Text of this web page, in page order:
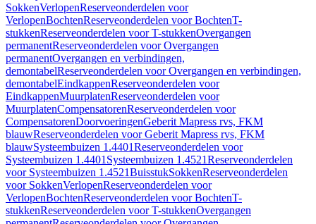
SokkenVerlopenReserveonderdelen voor
VerlopenBochtenReserveonderdelen voor BochtenT-
stukkenReserveonderdelen voor T-stukkenOvergangen
permanentReserveonderdelen voor Overgangen
permanentOvergangen en verbindingen,
demontabelReserveonderdelen voor Overgangen en verbindingen,
demontabelEindkappenReserveonderdelen voor
EindkappenMuurplatenReserveonderdelen voor
MuurplatenCompensatorenReserveonderdelen voor
CompensatorenDoorvoeringenGeberit Mapress rvs, FKM
blauwReserveonderdelen voor Geberit Mapress rvs, FKM
blauwSysteembuizen 1.4401Reserveonderdelen voor
Systeembuizen 1.4401 Systeembuizen 1.4521Reserveonderdelen
voor Systeembuizen 1.4521BuisstukSokkenReserveonderdelen
voor SokkenVerlopenReserveonderdelen voor
VerlopenBochtenReserveonderdelen voor BochtenT-
stukkenReserveonderdelen voor T-stukkenOvergangen